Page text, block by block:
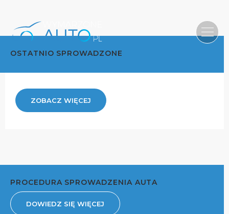
OSTATNIO SPROWADZONE
ZOBACZ WIĘCEJ
PROCEDURA SPROWADZENIA AUTA
DOWIEDZ SIĘ WIĘCEJ